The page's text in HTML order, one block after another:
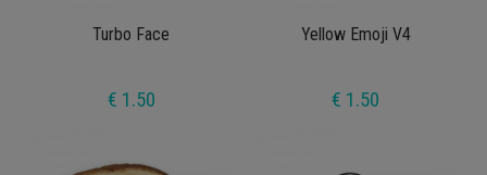
Turbo Face
€ 1.50
Yellow Emoji V4
€ 1.50